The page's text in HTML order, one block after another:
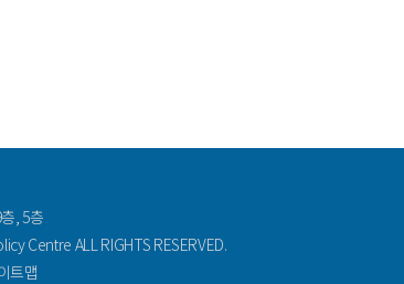
, 5층
Centre ALL RIGHTS RESERVED.
트맵